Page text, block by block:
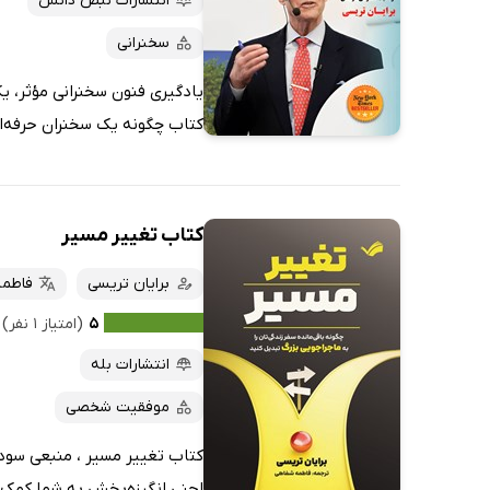
سخنرانی
یادگیری فنون سخنرانی
کتاب چگونه یک سخنران
کتاب تغییر مسیر
برایان تریسی
۵ (امتیاز ۱ نفر)
انتشارات بله
موفقیت شخصی
کتاب تغییر مسیر ، منبعی